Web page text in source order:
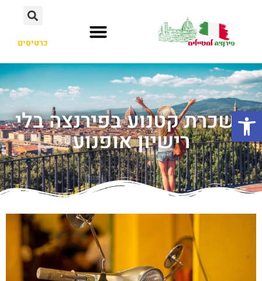
כרטיסים
השכרת קטנוע בפירנצה בלי
רישיון אופנוע
פתח סרגל נגישות